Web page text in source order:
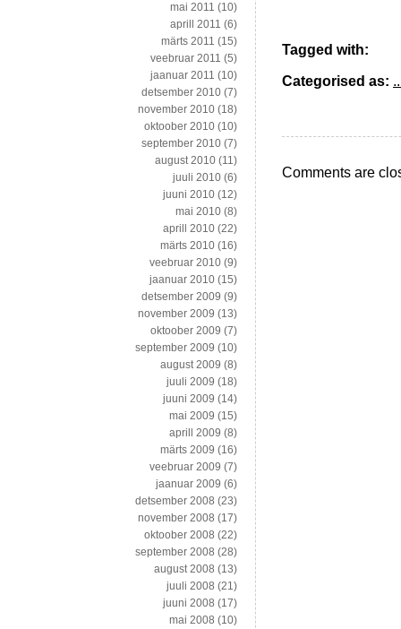
Tagged with:
Categorised as:
Comments are
mai 2011 (10)
aprill 2011 (6)
märts 2011 (15)
veebruar 2011 (5)
jaanuar 2011 (10)
detsember 2010 (7)
november 2010 (18)
oktoober 2010 (10)
september 2010 (7)
august 2010 (11)
juuli 2010 (6)
juuni 2010 (12)
mai 2010 (8)
aprill 2010 (22)
märts 2010 (16)
veebruar 2010 (9)
jaanuar 2010 (15)
detsember 2009 (9)
november 2009 (13)
oktoober 2009 (7)
september 2009 (10)
august 2009 (8)
juuli 2009 (18)
juuni 2009 (14)
mai 2009 (15)
aprill 2009 (8)
märts 2009 (16)
veebruar 2009 (7)
jaanuar 2009 (6)
detsember 2008 (23)
november 2008 (17)
oktoober 2008 (22)
september 2008 (28)
august 2008 (13)
juuli 2008 (21)
juuni 2008 (17)
mai 2008 (10)